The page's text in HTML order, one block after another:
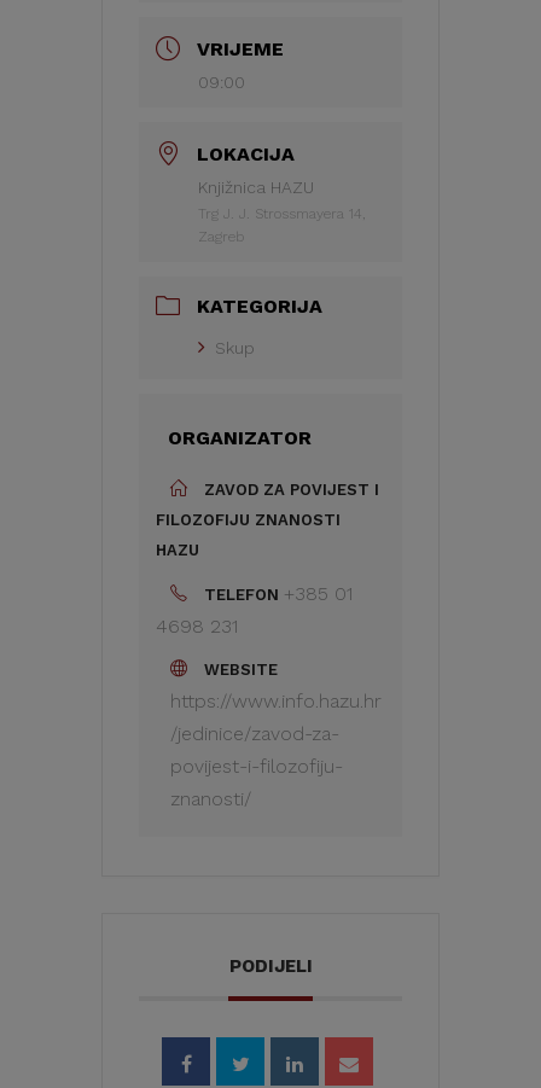
VRIJEME
09:00
LOKACIJA
Knjižnica HAZU
Trg J. J. Strossmayera 14,
Zagreb
KATEGORIJA
Skup
ORGANIZATOR
ZAVOD ZA POVIJEST I
FILOZOFIJU ZNANOSTI
HAZU
TELEFON +385 01
4698 231
WEBSITE
https://www.info.hazu.hr
/jedinice/zavod-za-
povijest-i-filozofiju-
znanosti/
PODIJELI